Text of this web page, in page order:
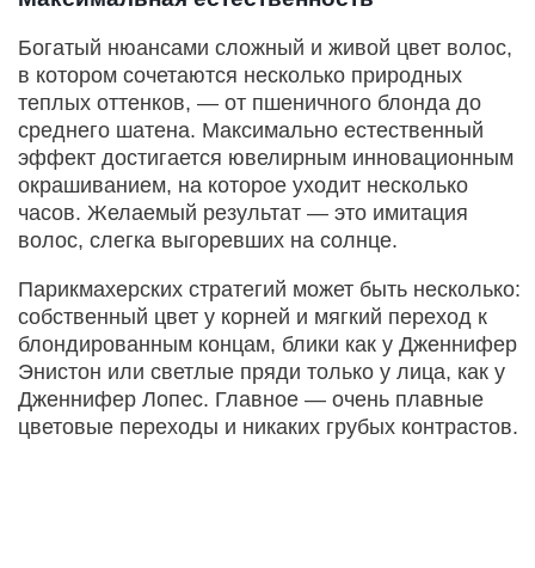
Богатый нюансами сложный и живой цвет волос,
в котором сочетаются несколько природных
теплых оттенков, — от пшеничного блонда до
среднего шатена. Максимально естественный
эффект достигается ювелирным инновационным
окрашиванием, на которое уходит несколько
часов. Желаемый результат — это имитация
волос, слегка выгоревших на солнце.
Парикмахерских стратегий может быть несколько:
собственный цвет у корней и мягкий переход к
блондированным концам, блики как у Дженнифер
Энистон или светлые пряди только у лица, как у
Дженнифер Лопес. Главное — очень плавные
цветовые переходы и никаких грубых контрастов.